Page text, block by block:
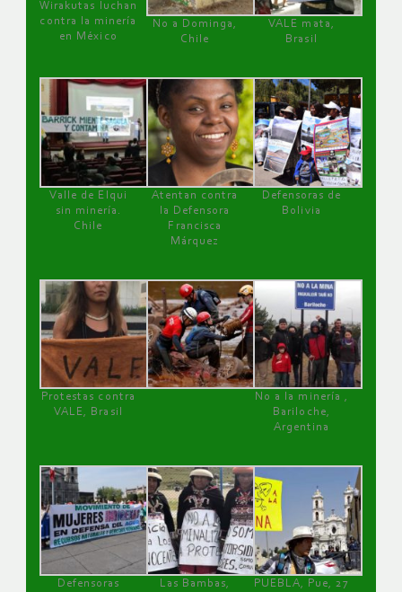
Wirakutas luchan
contra la minería
en México
No a Dominga,
Chile
VALE mata,
Brasil
Valle de Elqui
sin minería.
Chile
Atentan contra
la Defensora
Francisca
Márquez
Defensoras de
Bolivia
Protestas contra
VALE, Brasil
No a la minería ,
Bariloche,
Argentina
Defensoras
Las Bambas,
PUEBLA, Pue, 27